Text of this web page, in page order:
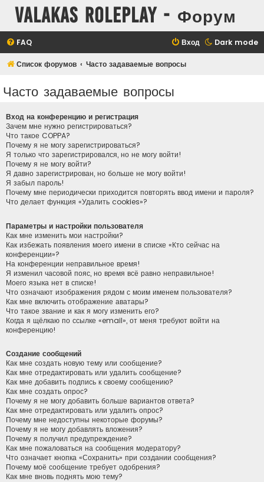
Valakas Roleplay - Форум
Dark mode
FAQ Вход
Список форумов Часто задаваемые вопросы
Часто задаваемые вопросы
Вход на конференцию и регистрация
Зачем мне нужно регистрироваться?
Что такое COPPA?
Почему я не могу зарегистрироваться?
Я только что зарегистрировался, но не могу войти!
Почему я не могу войти?
Я давно зарегистрирован, но больше не могу войти!
Я забыл пароль!
Почему мне периодически приходится повторять ввод имени и пароля?
Что делает функция «Удалить cookies»?
Параметры и настройки пользователя
Как мне изменить мои настройки?
Как избежать появления моего имени в списке «Кто сейчас на
конференции»?
На конференции неправильное время!
Я изменил часовой пояс, но время всё равно неправильное!
Моего языка нет в списке!
Что означают изображения рядом с моим именем пользователя?
Как мне включить отображение аватары?
Что такое звание и как я могу изменить его?
Когда я щёлкаю по ссылке «email», от меня требуют войти на
конференцию!
Создание сообщений
Как мне создать новую тему или сообщение?
Как мне отредактировать или удалить сообщение?
Как мне добавить подпись к своему сообщению?
Как мне создать опрос?
Почему я не могу добавить больше вариантов ответа?
Как мне отредактировать или удалить опрос?
Почему мне недоступны некоторые форумы?
Почему я не могу добавлять вложения?
Почему я получил предупреждение?
Как мне пожаловаться на сообщения модератору?
Что означает кнопка «Сохранить» при создании сообщения?
Почему моё сообщение требует одобрения?
Как мне вновь поднять мою тему?